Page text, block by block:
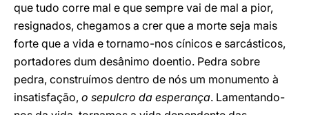
que tudo corre mal e que sempre vai de mal a pior,
resignados, chegamos a crer que a morte seja mais
forte que a vida e tornamo-nos cínicos e sarcásticos,
portadores dum desânimo doentio. Pedra sobre
pedra, construímos dentro de nós um monumento à
insatisfação, o sepulcro da esperança. Lamentando-